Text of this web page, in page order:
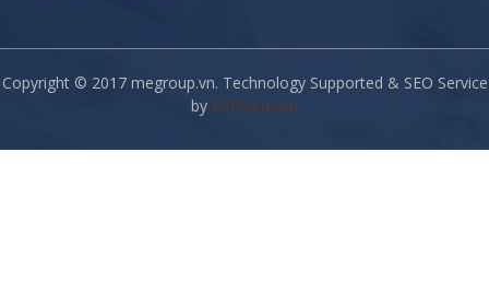
Copyright © 2017 megroup.vn. Technology Supported & SEO Service
by ECPVietnam